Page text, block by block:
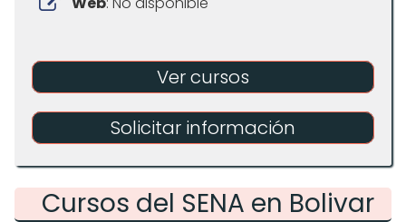
Ver cursos
Solicitar información
Cursos del SENA en Bolivar